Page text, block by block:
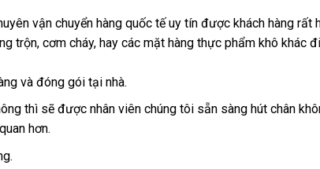
vận chuyển hàng quốc tế uy tín được khách hàng
trộn, cơm cháy, hay các mặt hàng thực phẩm khô khác
và đóng gói tại nhà.
thì sẽ được nhân viên chúng tôi sẵn sàng hút chân
hơn.